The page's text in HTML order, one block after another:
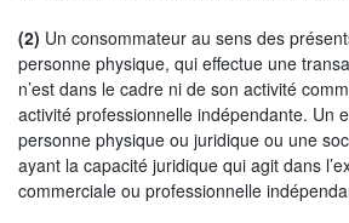
(2) Un consommateur au sens des
personne physique, qui effectue une
n’est dans le cadre ni de son activité
activité professionnelle indépendante. Un
personne physique ou juridique ou une
ayant la capacité juridique qui agit dans
commerciale ou professionnelle